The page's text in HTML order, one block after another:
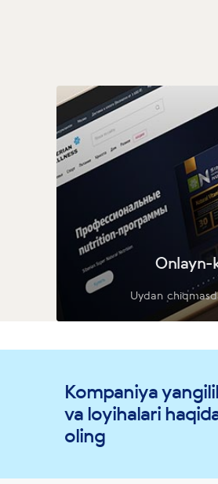
Onlayn-
Uydan
Kompaniya
va loyihalari
oling